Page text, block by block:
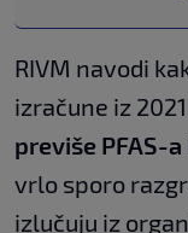
RIVM navodi
izračune iz
previše PFAS-
vrlo sporo
izlučuju iz